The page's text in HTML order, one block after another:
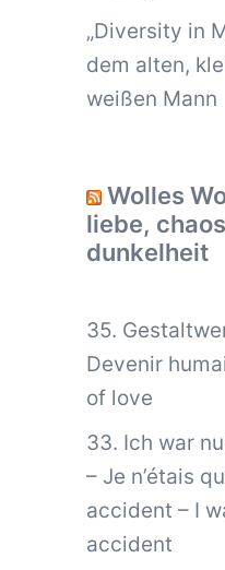
„Diversity in
dem alten,
weißen Mann
Wolles
liebe,
dunkelheit
35.
Devenir
of love
33. Ich war
– Je n’étais
accident – I
accident